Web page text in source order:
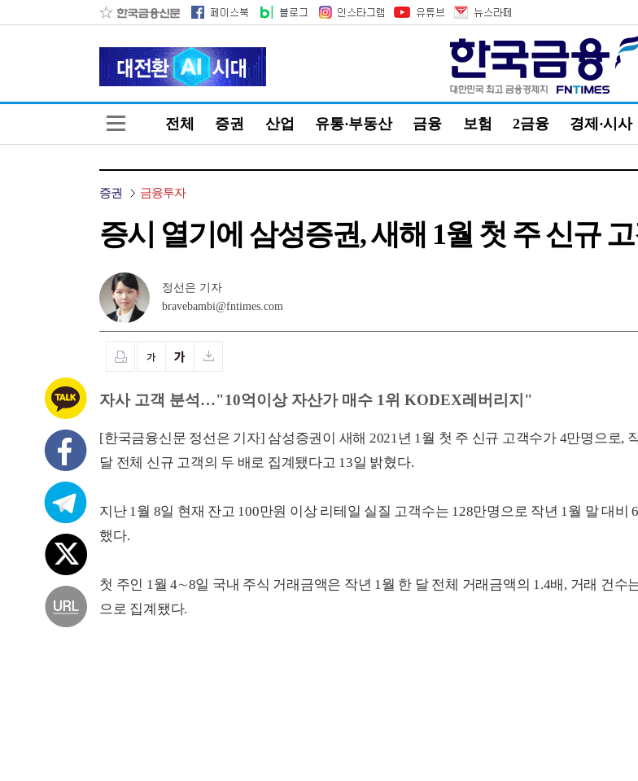
전체 증권 산업 유통·부동산 금융 보험 2금융 경제·시사
증권 금융투자
증시 열기에 삼성증권, 새해 1월 첫 주 신규
정선은 기자
bravebambi@fntimes.com
자사 고객 분석…"10억이상 자산가 매수 1위 KODEX레버리지"
[한국금융신문 정선은 기자] 삼성증권이 새해 2021년 1월 첫 주 신규 고객수가 4만명으로,
달 전체 신규 고객의 두 배로 집계됐다고 13일 밝혔다.
지난 1월 8일 현재 잔고 100만원 이상 리테일 실질 고객수는 128만명으로 작년 1월 말 대비
했다.
첫 주인 1월 4∼8일 국내 주식 거래금액은 작년 1월 한 달 전체 거래금액의 1.4배, 거래 건수
으로 집계됐다.